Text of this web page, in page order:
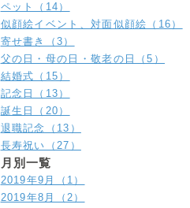
ペット（14）
似顔絵イベント、対面似顔絵（16）
寄せ書き（3）
父の日・母の日・敬老の日（5）
結婚式（15）
記念日（13）
誕生日（20）
退職記念（13）
長寿祝い（27）
月別一覧
2019年9月（1）
2019年8月（2）